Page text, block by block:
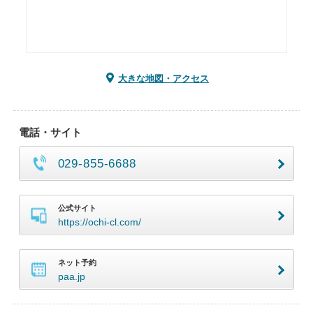
大きな地図・アクセス
電話・サイト
029-855-6688
公式サイト
https://ochi-cl.com/
ネット予約
paa.jp